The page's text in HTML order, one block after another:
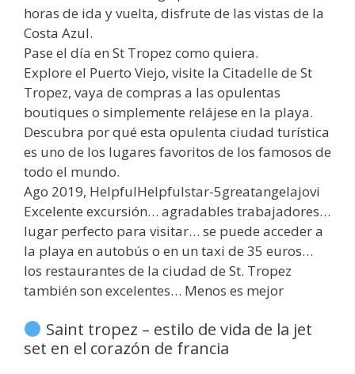
horas de ida y vuelta, disfrute de las vistas de la
Costa Azul.
Pase el día en St Tropez como quiera.
Explore el Puerto Viejo, visite la Citadelle de St
Tropez, vaya de compras a las opulentas
boutiques o simplemente relájese en la playa.
Descubra por qué esta opulenta ciudad turística
es uno de los lugares favoritos de los famosos de
todo el mundo.
Ago 2019, HelpfulHelpfulstar-5greatangelajovi
Excelente excursión… agradables trabajadores…
lugar perfecto para visitar… se puede acceder a
la playa en autobús o en un taxi de 35 euros…
los restaurantes de la ciudad de St. Tropez
también son excelentes… Menos es mejor
Saint tropez – estilo de vida de la jet
set en el corazón de francia